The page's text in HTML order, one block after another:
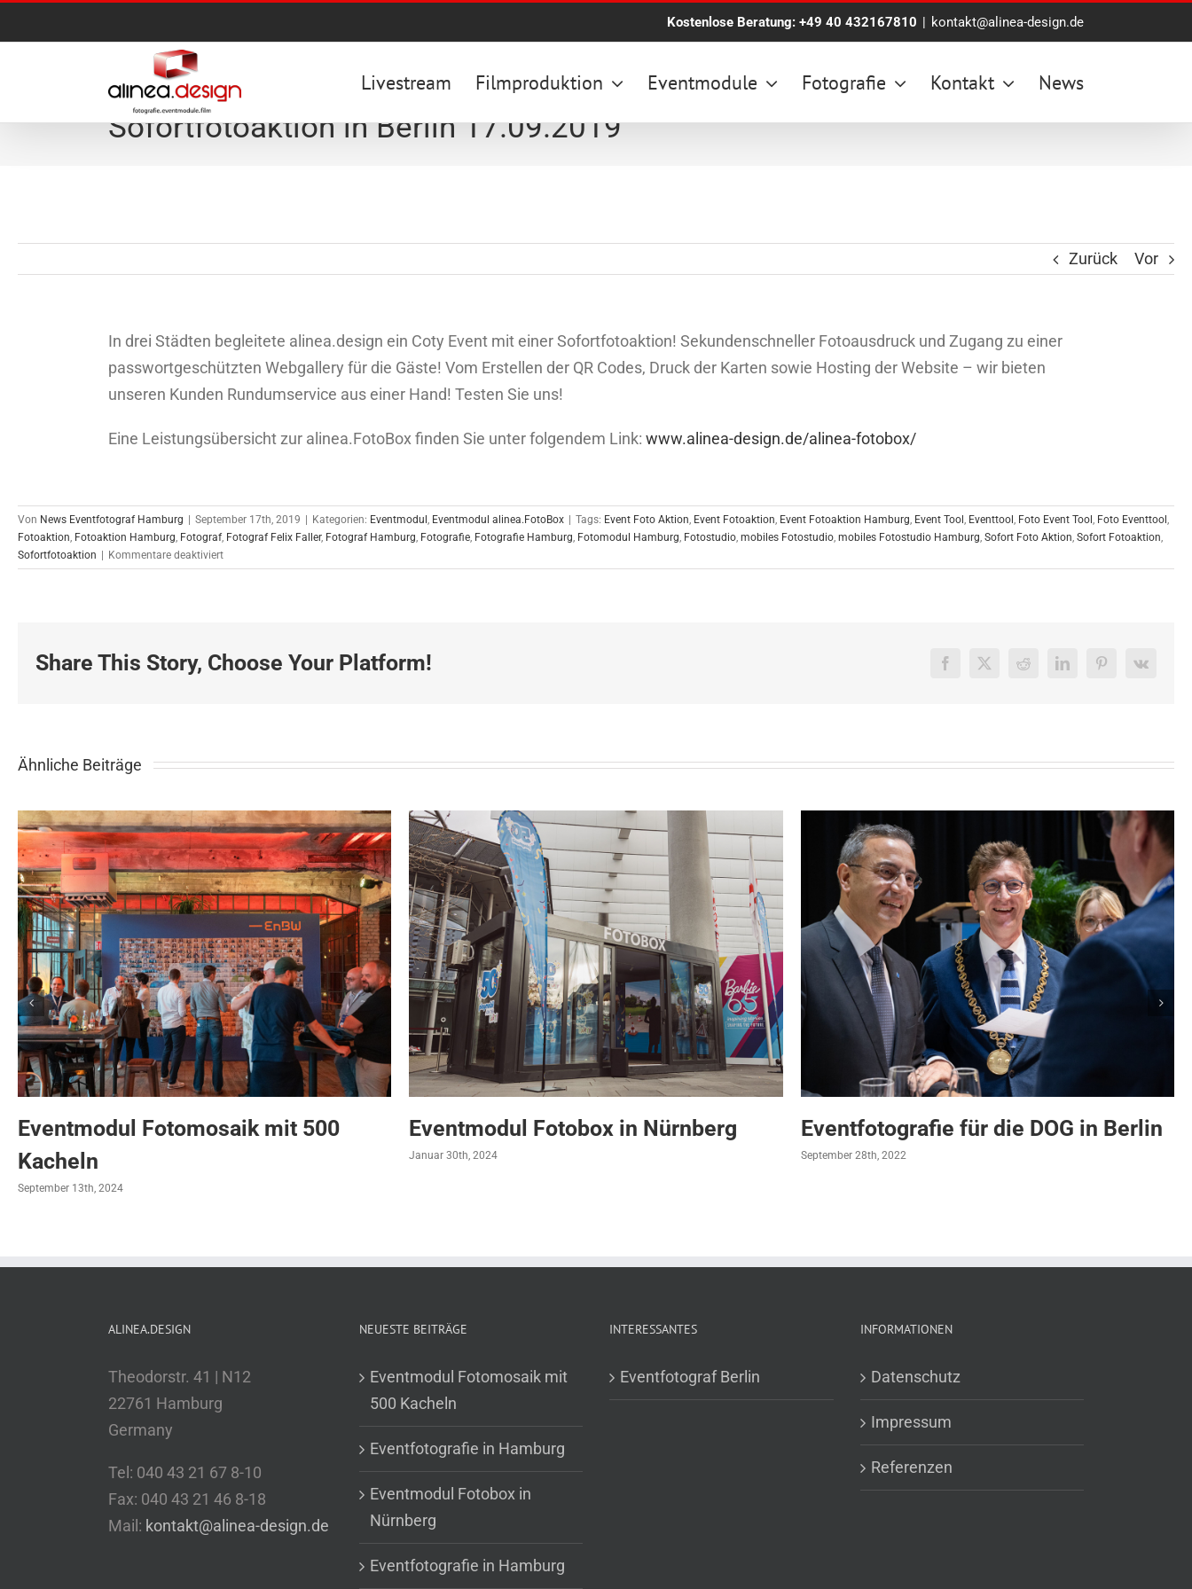
Inhalt
Kostenlose Beratung: +49 40 432167810 | kontakt@alinea-design.de
Livestream Filmproduktion Eventmodule Fotografie Kontakt News
Sofortfotoaktion in Berlin 17.09.2019
Zurück Vor
In drei Städten begleitete alinea.design ein Coty Event mit einer Sofortfotoaktion! Sekundenschneller Fotoausdruck und Zugang zu einer
passwortgeschützten Webgallery für die Gäste! Vom Erstellen der QR Codes, Druck der Karten sowie Hosting der Website – wir bieten
unseren Kunden Rundumservice aus einer Hand! Testen Sie uns!
Eine Leistungsübersicht zur alinea.FotoBox finden Sie unter folgendem Link: www.alinea-design.de/alinea-fotobox/
Von News Eventfotograf Hamburg September 17th, 2019 Kategorien: Eventmodul , Eventmodul alinea.FotoBox Tags: Event Foto Aktion, Event Fotoaktion, Event Fotoaktion Hamburg, Event Tool , Eventtool , Foto Event Tool , Foto Eventtool ,
Fotoaktion, Fotoaktion Hamburg, Fotograf, Fotograf Felix Faller, Fotograf Hamburg, Fotografie, Fotografie Hamburg, Fotomodul Hamburg, Fotostudio, mobiles Fotostudio, mobiles Fotostudio Hamburg, Sofort Foto Aktion, Sofort Fotoaktion,
Sofortfotoaktion
Kommentare deaktiviertfür
Sofortfotoaktion
Share This Story, Choose Your Platform! Facebook
X Reddit LinkedInPinterest
Vk
Ähnliche Beiträge
Eventmodul Fotomosaik mit 500
Kacheln
September 13th, 2024
Eventmodul Fotobox in Nürnberg
Januar 30th, 2024
Eventfotografie für die DOG in Berlin
September 28th, 2022
ALINEA.DESIGN
Theodorstr. 41 | N12
22761 Hamburg
Germany
Tel: 040 43 21 67 8-10
Fax: 040 43 21 46 8-18
Mail: kontakt@alinea-design.de
NEUESTE BEITRÄGE
Eventmodul Fotomosaik mit
500 Kacheln
Eventfotografie in Hamburg
Eventmodul Fotobox in
Nürnberg
Eventfotografie in Hamburg
INTERESSANTES
Eventfotograf Berlin
INFORMATIONEN
Datenschutz
Impressum
Referenzen